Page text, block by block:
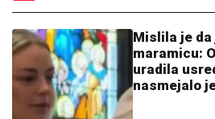
Mislila je
maramicu:
uradila
nasmejalo